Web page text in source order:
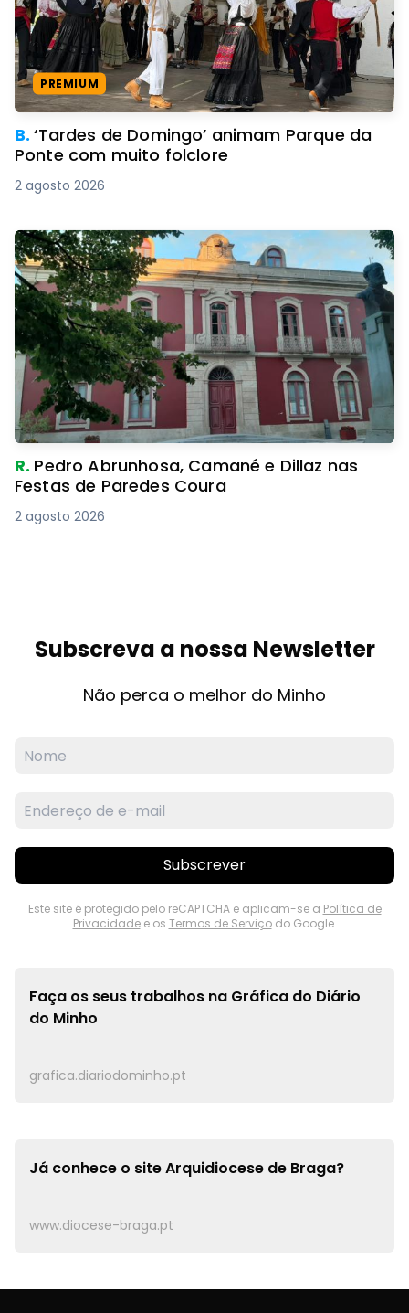
PREMIUM
B.‘Tardes de Domingo’ animam Parque da
Ponte com muito folclore
2 agosto 2026
R. Pedro Abrunhosa, Camané e Dillaz nas
Festas de Paredes Coura
2 agosto 2026
Subscreva a nossa Newsletter
Não perca o melhor do Minho
Subscrever
Este site é protegido pelo reCAPTCHA e aplicam-se a Política de
Privacidadee os Termos de Serviçodo Google.
Faça os seus trabalhos na Gráfica do Diário
do Minho
grafica.diariodominho.pt
Já conhece o siteArquidiocese de Braga?
www.diocese-braga.pt